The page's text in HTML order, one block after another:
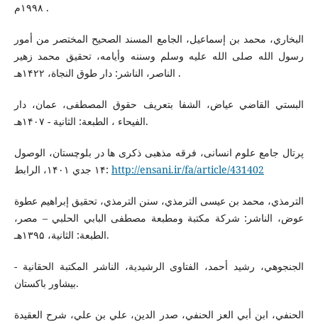
۱۹۹۸م .
البخاري، محمد بن إسماعيل، الجامع المسند الصحيح المختصر من أمور
رسول الله صلى الله عليه وسلم وسننه وأيامه، تحقيق محمد زهير
الناصر، الناشر: دار طوق النجاة، ۱۴۲۲هـ .
البستي القاضي عياض، الشفا بتعريف حقوق المصطفى، عمان، دار
الفيحاء ، الطبعة: الثانية - ۱۴۰۷هـ.
پرتال جامع علوم انسانی، فرقه مذهبی ذکری ها در بلوچستان، الوصول
۱۴ جدي ۱۴۰۱، الرابط: http://ensani.ir/fa/article/431402
الترمذي، محمد بن عيسى الترمذي، سنن الترمذي، تحقيق إبراهيم عطوة
عوض، الناشر: شركة مكتبة ومطبعة مصطفى البابي الحلبي – مصر،
الطبعة: الثانية، ۱۳۹۵هـ.
الجنجوهي، رشيد أحمد، الفتاوى الرشيدية، الناشر المكتبة الحقانية -
بيشاور باكستان.
الحنفي، ابن أبي العز الحنفي، صدر الدين، علي بن علي، شرح العقيدة